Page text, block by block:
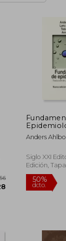
Anders
Siglo XXI
Edición,
Nuevo